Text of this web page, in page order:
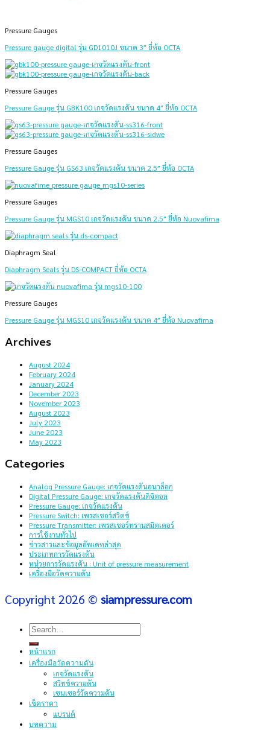
Pressure Gauges
Pressure gauge digital รุ่น GD1010J ขนาด 3″ ยี่ห้อ OCTA
Pressure Gauges
Pressure Gauge รุ่น GBK100 เกจวัดแรงดัน ขนาด 4″ ยี่ห้อ OCTA
Pressure Gauges
Pressure Gauge รุ่น GS63 เกจวัดแรงดัน ขนาด 2.5″ ยี่ห้อ OCTA
Pressure Gauges
Pressure Gauge รุ่น MGS10 เกจวัดแรงดัน ขนาด 2.5″ ยี่ห้อ Nuovafima
Diaphragm Seal
Diaphragm Seals รุ่น DS-COMPACT ยี่ห้อ OCTA
Pressure Gauges
Pressure Gauge รุ่น MGS10 เกจวัดแรงดัน ขนาด 4″ ยี่ห้อ Nuovafima
Archives
August 2024
February 2024
January 2024
December 2023
November 2023
August 2023
July 2023
June 2023
May 2023
Categories
Analog Pressure Gauge: เกจวัดแรงดันอนาล็อก
Digital Pressure Gauge: เกจวัดแรงดันดิจิตอล
Pressure Gauge: เกจวัดแรงดัน
Pressure Switch: เพรสเชอร์สวิตช์
Pressure Transmitter: เพรสเชอร์ทรานสมิตเตอร์
การใช้งานทั่วไป
ข่าวสารและข้อมูลอัพเดทล่าสุด
ประเภทการวัดแรงดัน
หน่วยการวัดแรงดัน : Unit of pressure measurement
เครื่องมือวัดความดัน
Copyright 2026 © siampressure.com
Search
for:
หน้าแรก
เครื่องมือวัดความดัน
เกจวัดแรงดัน
สวิทช์ความดัน
เซนเซอร์วัดความดัน
เช็คราคา
แบรนด์
บทความ